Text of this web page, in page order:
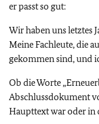
er passt so gut:
Wir haben uns letztes
Meine Fachleute, die
gekommen sind, und
Ob die Worte
Abschlussdokument
Haupttext war oder in